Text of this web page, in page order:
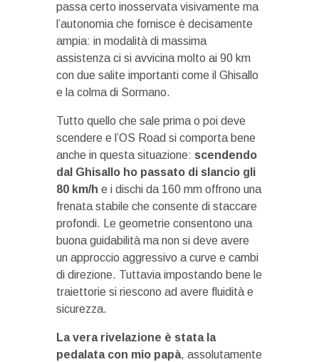
passa certo inosservata visivamente ma
l’autonomia che fornisce è decisamente
ampia: in modalità di massima
assistenza ci si avvicina molto ai 90 km
con due salite importanti come il Ghisallo
e la colma di Sormano.
Tutto quello che sale prima o poi deve
scendere e l’OS Road si comporta bene
anche in questa situazione: scendendo
dal Ghisallo ho passato di slancio gli
80 km/h e i dischi da 160 mm offrono una
frenata stabile che consente di staccare
profondi. Le geometrie consentono una
buona guidabilità ma non si deve avere
un approccio aggressivo a curve e cambi
di direzione. Tuttavia impostando bene le
traiettorie si riescono ad avere fluidità e
sicurezza.
La vera rivelazione è stata la
pedalata con mio papà, assolutamente